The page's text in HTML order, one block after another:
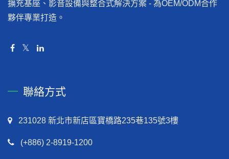
擴充基座、影音設備與整合式解決方案 - 為OEM/ODM合作
夥伴專業打造。
聯絡方式
231028 新北市新店區寶橋路235巷135號3樓
(+886) 2-8919-1200